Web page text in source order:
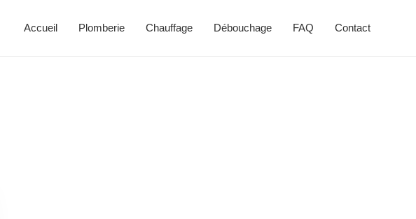
Accueil Plomberie Chauffage Débouchage FAQ Contact